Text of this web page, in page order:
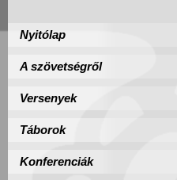
Nyitólap
A szövetségről
Versenyek
Táborok
Konferenciák